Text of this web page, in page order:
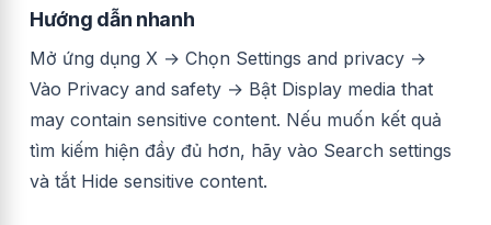
Hướng dẫn nhanh
Mở ứng dụng X → Chọn Settings and privacy →
Vào Privacy and safety → Bật Display media that
may contain sensitive content. Nếu muốn kết quả
tìm kiếm hiện đầy đủ hơn, hãy vào Search settings
và tắt Hide sensitive content.